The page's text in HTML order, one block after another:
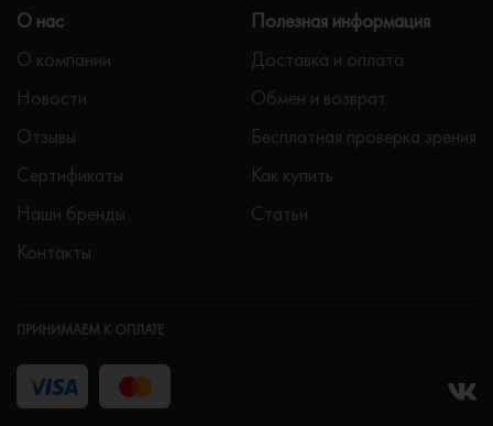
О нас
О компании
Новости
Отзывы
Сертификаты
Наши бренды
Контакты
Полезная информация
Доставка и оплата
Обмен и возврат
Бесплатная проверка зрения
Как купить
Статьи
ПРИНИМАЕМ К ОПЛАТЕ